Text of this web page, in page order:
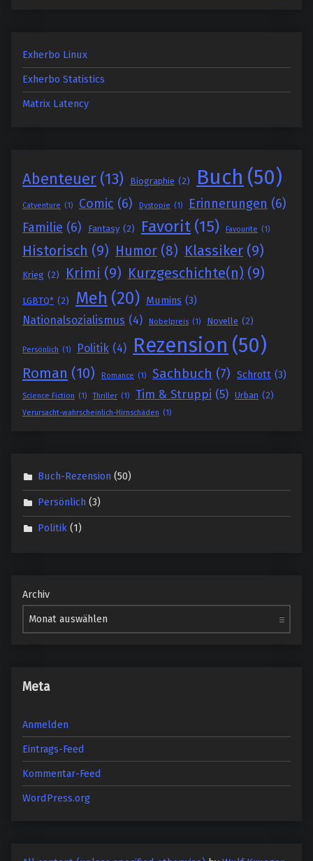
Exherbo Linux
Exherbo Statistics
Matrix Latency
Abenteuer (13) Biographie (2) Buch (50)
Catventure (1) Comic (6) Dystopie (1) Erinnerungen (6)
Familie (6) Fantasy (2) Favorit (15) Favourite (1)
Historisch (9) Humor (8) Klassiker (9)
Krieg (2) Krimi (9) Kurzgeschichte(n) (9)
LGBTQ* (2) Meh (20) Mumins (3)
Nationalsozialismus (4) Nobelpreis (1) Novelle (2)
Persönlich (1) Politik (4) Rezension (50)
Roman (10) Romance (1) Sachbuch (7) Schrott (3)
Science Fiction (1) Thriller (1) Tim & Struppi (5) Urban (2)
Verursacht-wahrscheinlich-Hirnschäden (1)
Buch-Rezension (50)
Persönlich (3)
Politik (1)
Archiv
Meta
Anmelden
Eintrags-Feed
Kommentar-Feed
WordPress.org